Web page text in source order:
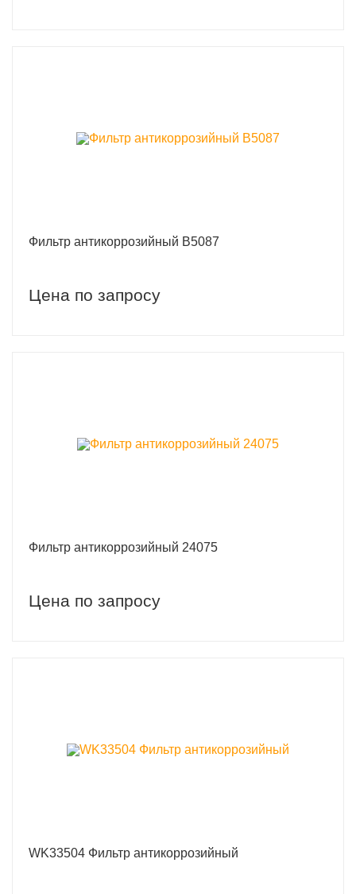
Фильтр антикоррозийный B5087
Цена по запросу
Фильтр антикоррозийный 24075
Цена по запросу
WK33504 Фильтр антикоррозийный